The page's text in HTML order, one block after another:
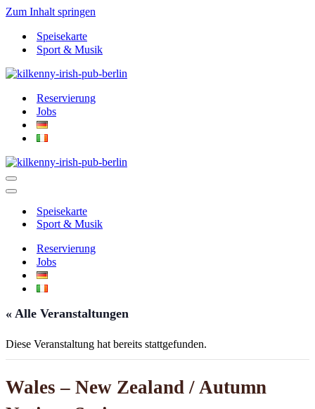
Zum Inhalt springen
Speisekarte
Sport & Musik
Reservierung
Jobs
Navigationsmenü
Navigationsmenü
Speisekarte
Sport & Musik
Reservierung
Jobs
« Alle Veranstaltungen
Diese Veranstaltung hat bereits stattgefunden.
Wales – New Zealand / Autumn